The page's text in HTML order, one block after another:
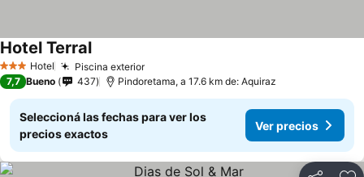
3 Estrellas
Hotel Piscina exteriorVer precios
Hotel TerralVer precios
7,7 Bueno 437 Pindoretama, a 17.6 km de: Aquiraz
Seleccioná las fechas para ver los
precios exactos
Ver precios